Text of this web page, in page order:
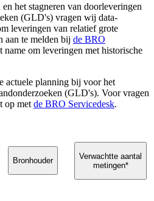
het stagneren van doorleveringen
(GLD's) vragen wij data-
leveringen van relatief grote
aan te melden bij de BRO
name om leveringen met historische
actuele planning bij voor het
(GLD's). Voor vragen
op met de BRO Servicedesk.
Bronhouder
Verwachtte aantal
metingen*